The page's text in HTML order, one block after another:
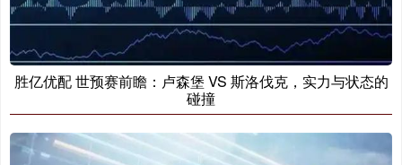
胜亿优配 世预赛前瞻：卢森堡 VS 斯洛伐克，实力与状态的
碰撞